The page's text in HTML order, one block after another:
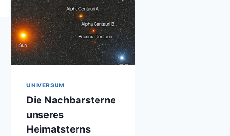
UNIVERSUM
Die Nachbarsterne
unseres
Heimatsterns